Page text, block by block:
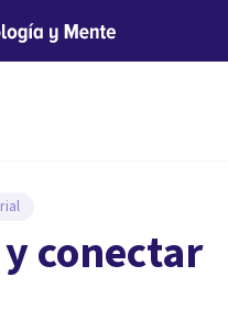
conectar